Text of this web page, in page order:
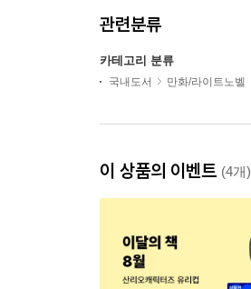
관련분류
카테고리 분류
국내도서 만화/라이트노벨
이 상품의 이벤트 (4개)